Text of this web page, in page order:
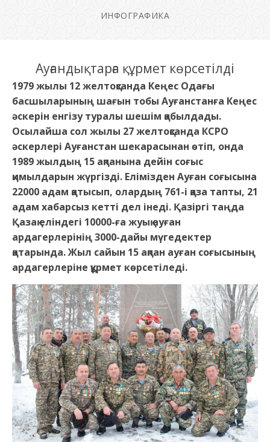
ИНФОГРАФИКА
Ауғандықтарға құрмет көрсетілді
1979 жылы 12 желтоқсанда Кеңес Одағы
басшыларының шағын тобы Ауғанстанға Кеңес
әскерін енгізу туралы шешім қабылдады.
Осылайша сол жылы 27 желтоқсанда КСРО
әскерлері Ауғанстан шекарасынан өтіп, онда
1989 жылдың 15 ақпанына дейін соғыс
қимылдарын жүргізді. Елімізден Ауған соғысына
22000 адам қатысып, олардың 761-і қаза тапты, 21
адам хабарсыз кетті дел інеді. Қазіргі таңда
Қазақ еліндегі 10000-ға жуық ауған
ардагерлерінің 3000-дайы мүгедектер
қатарында. Жыл сайын 15 ақпан ауған соғысының
ардагерлеріне құрмет көрсетіледі.